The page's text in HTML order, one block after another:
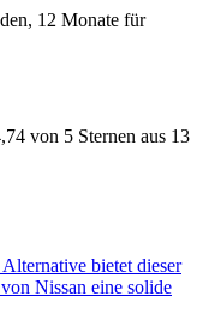
12 Monate für
von 5 Sternen aus 13
bietet dieser
Nissan eine solide